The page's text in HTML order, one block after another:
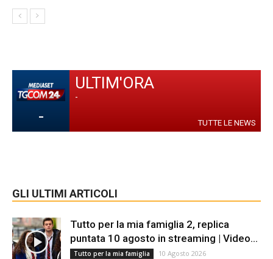
-
ULTIM'ORA
-
TUTTE LE NEWS
GLI ULTIMI ARTICOLI
Tutto per la mia famiglia 2, replica
puntata 10 agosto in streaming | Video...
Tutto per la mia famiglia 10 Agosto 2026